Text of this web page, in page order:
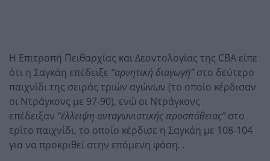
Η Επιτροπή Πειθαρχίας και Δεοντολογίας της CBA είπε
ότι η Σαγκάη επέδειξε “αρνητική διαγωγή”στο δεύτερο
παιχνίδι της σειράς τριών αγώνων (το οποίο κέρδισαν
οι Ντράγκονς με 97-90), ενώ οι Ντράγκονς
επέδειξαν “έλλειψη ανταγωνιστικής προσπάθειας”στο
τρίτο παιχνίδι, το οποίο κέρδισε η Σαγκάη με 108-104
για να προκριθεί στην επόμενη φάση. .